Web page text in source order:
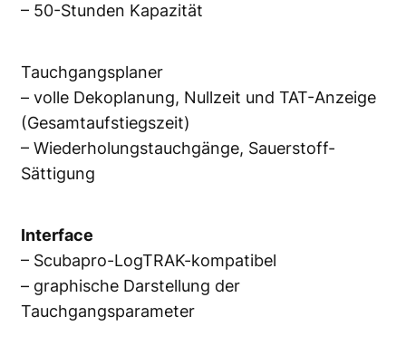
– 50-Stunden Kapazität
Tauchgangsplaner
– volle Dekoplanung, Nullzeit und TAT-Anzeige
(Gesamtaufstiegszeit)
– Wiederholungstauchgänge, Sauerstoff-
Sättigung
Interface
– Scubapro-LogTRAK-kompatibel
– graphische Darstellung der
Tauchgangsparameter